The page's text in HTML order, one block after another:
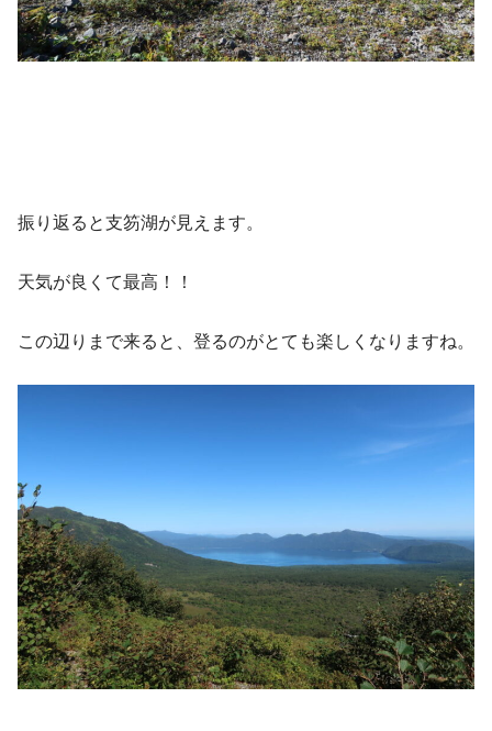
振り返ると支笏湖が見えます。
天気が良くて最高！！
この辺りまで来ると、登るのがとても楽しくなりますね。